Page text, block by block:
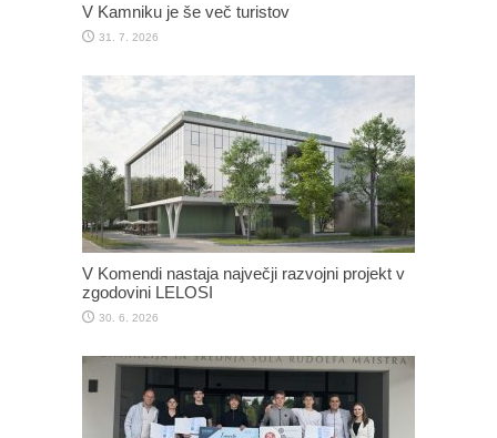
V Kamniku je še več turistov
31. 7. 2026
V Komendi nastaja največji razvojni projekt v
zgodovini LELOSI
30. 6. 2026